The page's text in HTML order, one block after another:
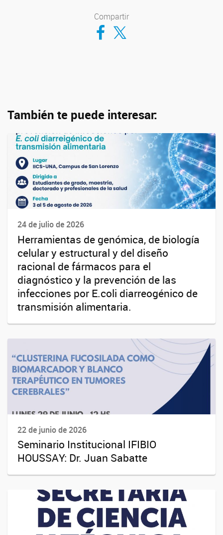
Compartir
Compartir en Facebook
Compartir en Twitter
También te puede interesar:
24 de julio de 2026
Herramientas de genómica, de biología
celular y estructural y del diseño
racional de fármacos para el
diagnóstico y la prevención de las
infecciones por E.coli diarreogénico de
transmisión alimentaria.
22 de junio de 2026
Seminario Institucional IFIBIO
HOUSSAY: Dr. Juan Sabatte